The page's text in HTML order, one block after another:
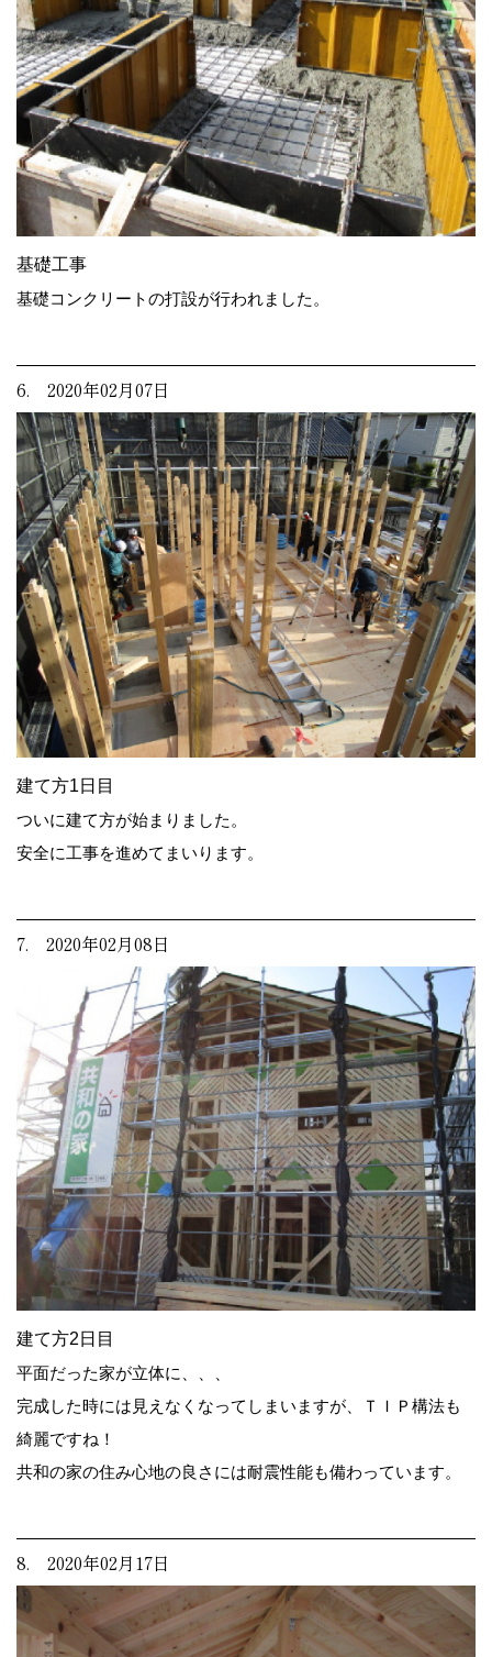
基礎工事
基礎コンクリートの打設が行われました。
6. 2020年02月07日
建て方1日目
ついに建て方が始まりました。
安全に工事を進めてまいります。
7. 2020年02月08日
建て方2日目
平面だった家が立体に、、、
完成した時には見えなくなってしまいますが、ＴＩＰ構法も
綺麗ですね！
共和の家の住み心地の良さには耐震性能も備わっています。
8. 2020年02月17日